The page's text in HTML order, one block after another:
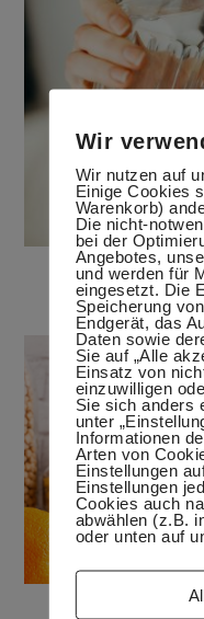
Wasser – der
Wie eine
Wir
Wir nutzen auf
Einige Cookies
Warenkorb)
Die nicht-
bei der
Angebotes,
und werden für
eingesetzt. Die
Speicherung
Endgerät, das
Daten sowie
Sie auf „Alle
Einsatz von
einzuwilligen
Sie sich anders
unter
Informationen
Arten von
Einstellungen
Einstellungen
Cookies auch
abwählen (z.B.
oder unten auf